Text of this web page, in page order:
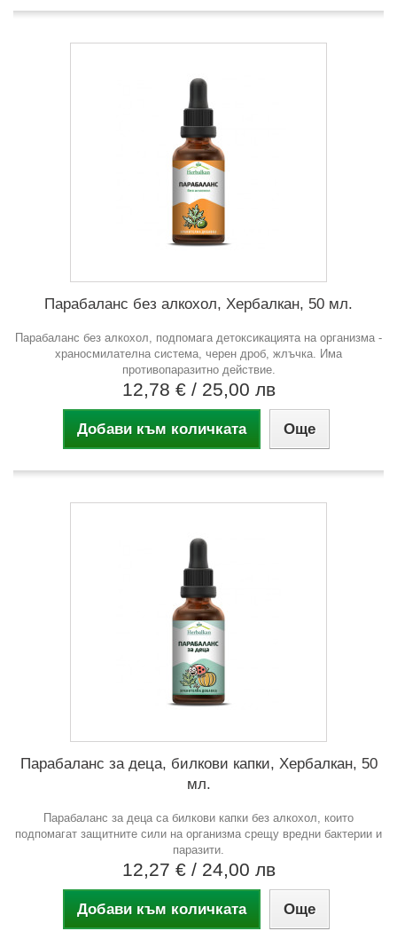
Парабаланс без алкохол, Хербалкан, 50 мл.
Парабаланс без алкохол, подпомага детоксикацията на организма -
храносмилателна система, черен дроб, жлъчка. Има
противопаразитно действие.
12,78 € / 25,00 лв
Добави към количката Още
Парабаланс за деца, билкови капки, Хербалкан, 50
мл.
Парабаланс за деца са билкови капки без алкохол, които
подпомагат защитните сили на организма срещу вредни бактерии и
паразити.
12,27 € / 24,00 лв
Добави към количката Още